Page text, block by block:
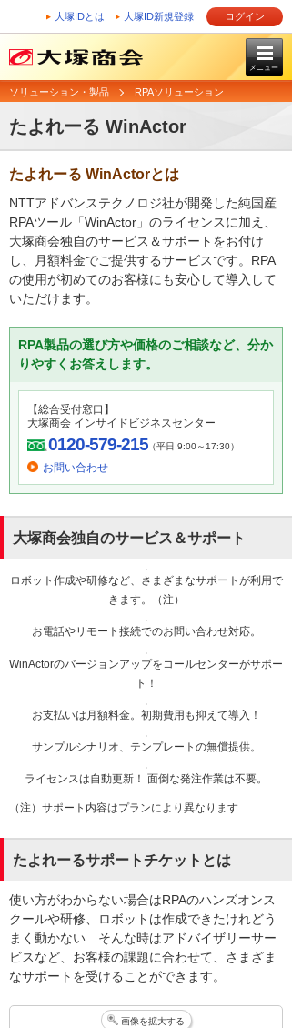
大塚IDとは 大塚ID新規登録 ログイン
メニュー
ソリューション・製品 RPAソリューション
たよれーる WinActor
たよれーる WinActorとは
NTTアドバンステクノロジ社が開発した純国産
RPAツール「WinActor」のライセンスに加え、
大塚商会独自のサービス＆サポートをお付け
し、月額料金でご提供するサービスです。RPA
の使用が初めてのお客様にも安心して導入して
いただけます。
RPA製品の選び方や価格のご相談など、分か
りやすくお答えします。
【総合受付窓口】
大塚商会 インサイドビジネスセンター
0120-579-215（平日 9:00～17:30）
お問い合わせ
大塚商会独自のサービス＆サポート
ロボット作成や研修など、さまざまなサポートが利用で
きます。（注）
お電話やリモート接続でのお問い合わせ対応。
WinActorのバージョンアップをコールセンターがサポー
ト！
お支払いは月額料金。初期費用も抑えて導入！
サンプルシナリオ、テンプレートの無償提供。
ライセンスは自動更新！ 面倒な発注作業は不要。
（注）サポート内容はプランにより異なります
たよれーるサポートチケットとは
使い方がわからない場合はRPAのハンズオンス
クールや研修、ロボットは作成できたけれどう
まく動かない…そんな時はアドバイザリーサー
ビスなど、お客様の課題に合わせて、さまざま
なサポートを受けることができます。
画像を拡大する